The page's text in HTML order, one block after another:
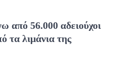
από 56.000 αδειούχοι
τα λιμάνια της